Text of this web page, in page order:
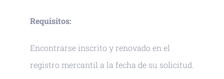
Requisitos:
Encontrarse inscrito y renovado en el
registro mercantil a la fecha de su solicitud.